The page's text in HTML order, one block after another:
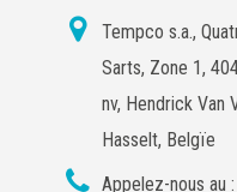
Tempco s.a.,
Sarts, Zone 1,
nv, Hendrick Van
Hasselt, Belgïe
Appelez-nous au :